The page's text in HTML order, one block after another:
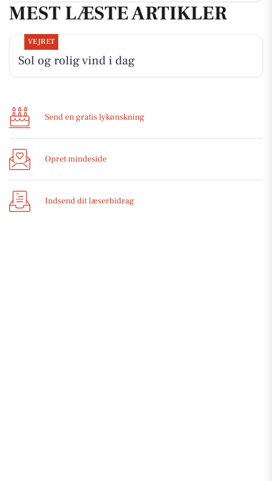
MEST LÆSTE ARTIKLER
VEJRET
Sol og rolig vind i dag
Send en gratis lykønskning
Opret mindeside
Indsend dit læserbidrag